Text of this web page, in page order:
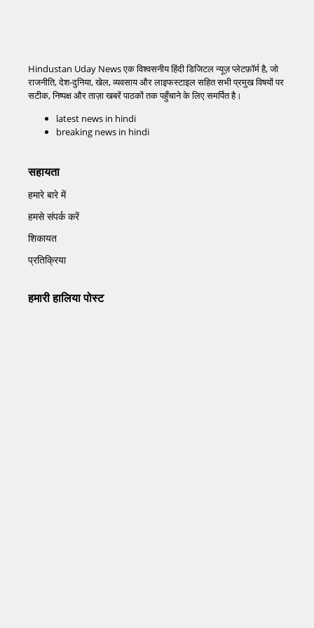
Hindustan Uday News एक विश्वसनीय हिंदी डिजिटल न्यूज़ प्लेटफ़ॉर्म है, जो
राजनीति, देश-दुनिया, खेल, व्यवसाय और लाइफस्टाइल सहित सभी प्रमुख विषयों पर
सटीक, निष्पक्ष और ताज़ा खबरें पाठकों तक पहुँचाने के लिए समर्पित है।
latest news in hindi
breaking news in hindi
सहायता
हमारे बारे में
हमसे संपर्क करें
शिकायत
प्रतिक्रिया
हमारी हालिया पोस्ट